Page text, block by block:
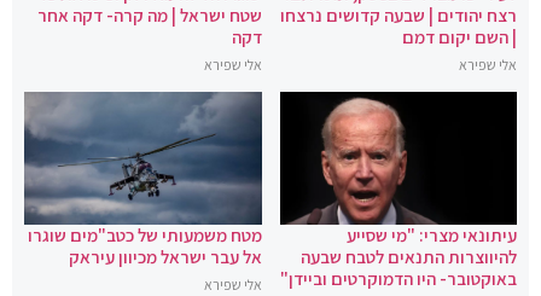
רצח יהודים | שבעה קדושים נרצחו
| השם יקום דמם
אלי שפירא
שטח ישראל | מה קרה- דקה אחר
דקה
אלי שפירא
עיתונאי מצרי: "מי שסייע
להיווצרות התנאים לטבח שבעה
באוקטובר- היו הדמוקרטים וביידן"
מטח משמעותי של כטב"מים שוגרו
אל עבר ישראל מכיוון עיראק
אלי שפירא